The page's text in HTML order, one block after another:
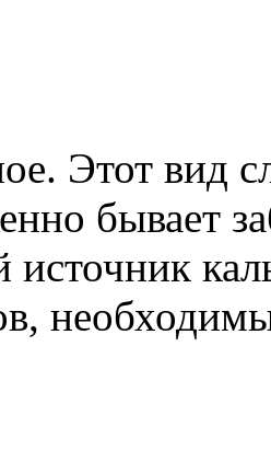
Этот вид
бывает
источник